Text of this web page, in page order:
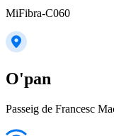
MiFibra-C060
O'pan
Passeig de Francesc